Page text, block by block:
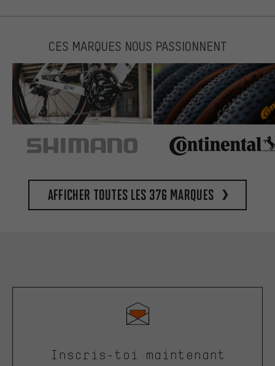
CES MARQUES NOUS PASSIONNENT
Afficher toutes les 376 marques
Inscris-toi maintenant